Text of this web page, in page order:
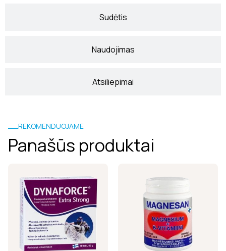
Sudėtis
Naudojimas
Atsiliepimai
REKOMENDUOJAME
Panašūs produktai